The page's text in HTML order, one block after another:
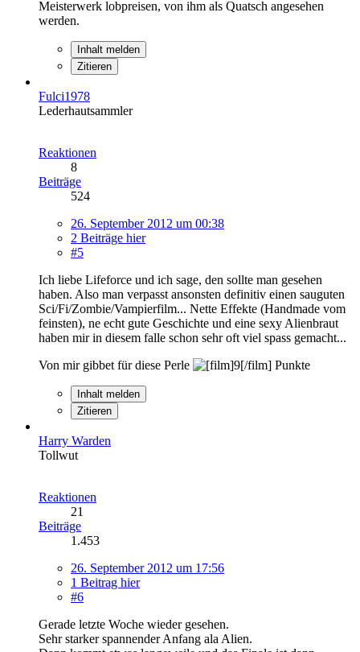
Meisterwerk lobpreisen, von ihm als Quatsch angesehen
werden.
Inhalt melden
Zitieren
Fulci1978
Lederhautsammler
Reaktionen
8
Beiträge
524
26. September 2012 um 00:38
2 Beiträge hier
#5
Ich liebe Lifeforce und ich sage, den sollte man gesehen
haben. Also man verpasst ansonsten definitiv einen sauguten
Sci/Fi/Zombie/Vampierfilm... Nette Effekte (Handmade vom
feinsten), ne echt gute Geschichte und eine sexy Alienbraut
haben mir in diesem falle schon sehr oft viel spass gemacht...
Von mir gibbet für diese Perle
Punkte
Inhalt melden
Zitieren
Harry Warden
Tollwut
Reaktionen
21
Beiträge
1.453
26. September 2012 um 17:56
1 Beitrag hier
#6
Gerade letzte Woche wieder gesehen.
Sehr starker spannender Anfang ala Alien.